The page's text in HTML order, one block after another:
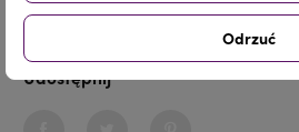
- + Dodaj do koszyka
Udostępnij
Odrzuć